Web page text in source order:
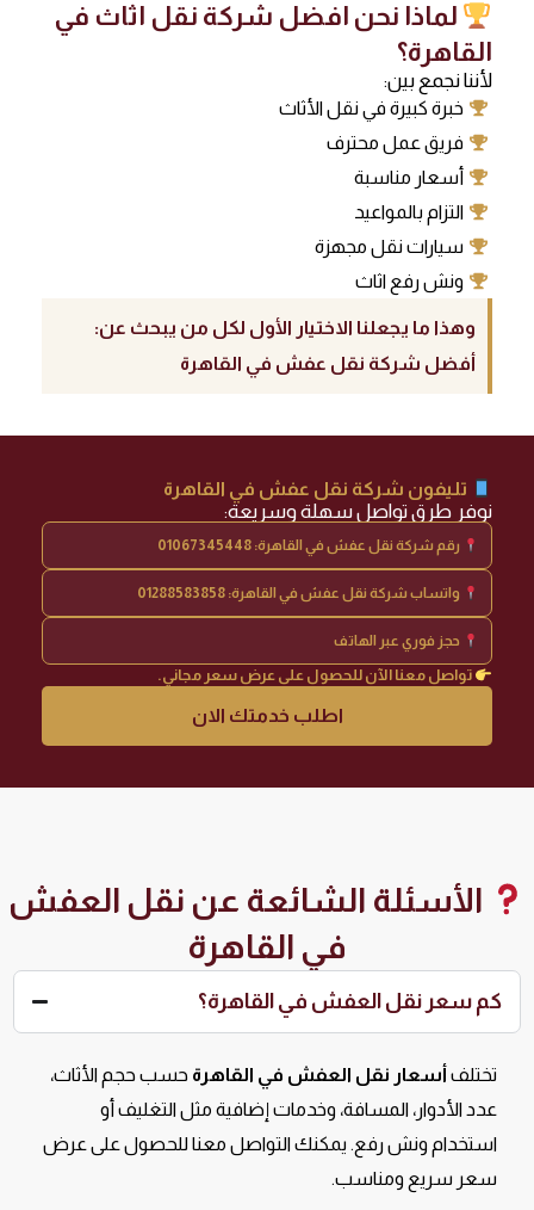
لماذا نحن افضل شركة نقل اثاث في
القاهرة؟
لأننا نجمع بين:
خبرة كبيرة في نقل الأثاث
فريق عمل محترف
أسعار مناسبة
التزام بالمواعيد
سيارات نقل مجهزة
ونش رفع اثاث
وهذا ما يجعلنا الاختيار الأول لكل من يبحث عن:
أفضل شركة نقل عفش في القاهرة
تليفون شركة نقل عفش في القاهرة
نوفر طرق تواصل سهلة وسريعة:
رقم شركة نقل عفش في القاهرة: 01067345448
واتساب شركة نقل عفش في القاهرة: 01288583858
حجز فوري عبر الهاتف
تواصل معنا الآن للحصول على عرض سعر مجاني.
اطلب خدمتك الان
الأسئلة الشائعة عن نقل العفش
في القاهرة
كم سعر نقل العفش في القاهرة؟
تختلف أسعار نقل العفش في القاهرة حسب حجم الأثاث،
عدد الأدوار، المسافة، وخدمات إضافية مثل التغليف أو
استخدام ونش رفع. يمكنك التواصل معنا للحصول على عرض
سعر سريع ومناسب.